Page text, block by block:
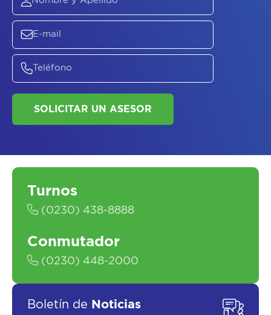
ASESORATE SOBREELPLAN DE
SALUD
SOLICITAR UN ASESOR
Turnos
(0230) 438-8888
Conmutador
(0230) 448-2000
Boletín de Noticias